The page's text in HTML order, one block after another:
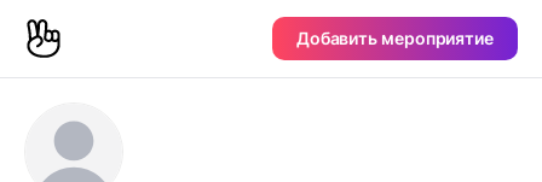
Добавить мероприятие